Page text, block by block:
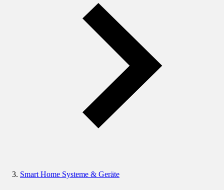
Smart Home Systeme & Geräte